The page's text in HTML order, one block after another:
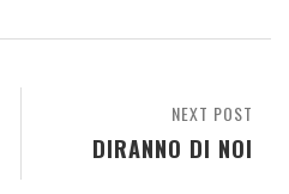
NEXT POST
DIRANNO DI NOI